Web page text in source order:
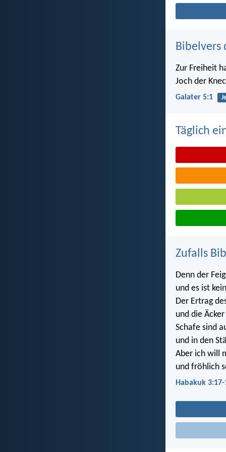
Bibelvers
Zur Freiheit
Joch der
Galater 5:1
Täglich
Zufalls
Denn der
und es ist
Der Ertrag
und die
Schafe sind
und in den
Aber ich will
und fröhlich
Habakuk 3:17-